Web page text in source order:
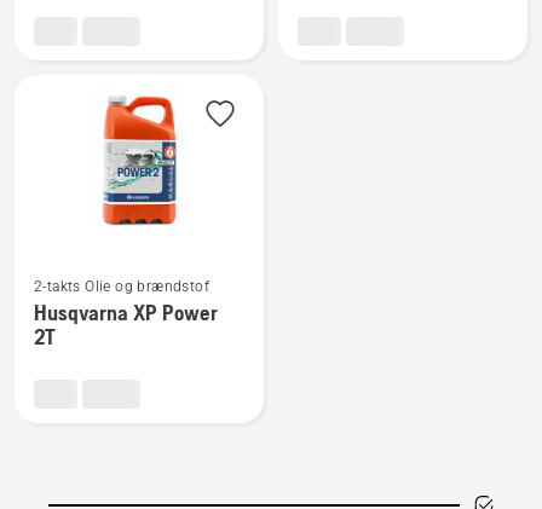
flere
detaljer
om
2-takts Olie og brændstof
Husqvarna XP Power
2T